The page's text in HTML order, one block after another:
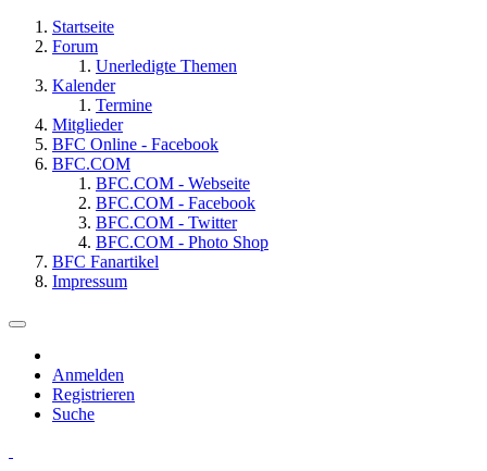
Startseite
Forum
Unerledigte Themen
Kalender
Termine
Mitglieder
BFC Online - Facebook
BFC.COM
BFC.COM - Webseite
BFC.COM - Facebook
BFC.COM - Twitter
BFC.COM - Photo Shop
BFC Fanartikel
Impressum
Anmelden
Registrieren
Suche